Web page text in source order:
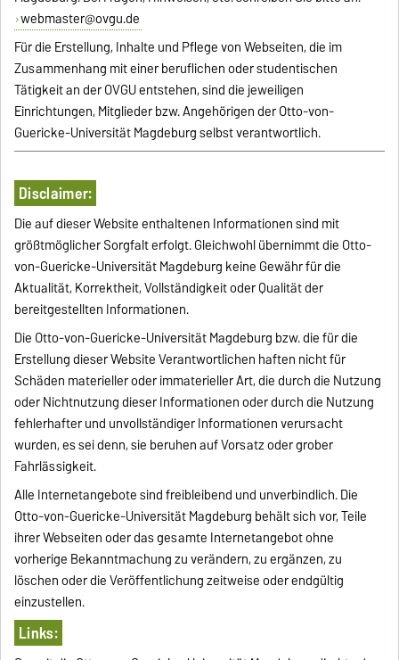
webmaster@ovgu.de
Für die Erstellung, Inhalte und Pflege von Webseiten, die im
Zusammenhang mit einer beruflichen oder studentischen
Tätigkeit an der OVGU entstehen, sind die jeweiligen
Einrichtungen, Mitglieder bzw. Angehörigen der Otto-von-
Guericke-Universität Magdeburg selbst verantwortlich.
Disclaimer:
Die auf dieser Website enthaltenen Informationen sind mit
größtmöglicher Sorgfalt erfolgt. Gleichwohl übernimmt die Otto-
von-Guericke-Universität Magdeburg keine Gewähr für die
Aktualität, Korrektheit, Vollständigkeit oder Qualität der
bereitgestellten Informationen.
Die Otto-von-Guericke-Universität Magdeburg bzw. die für die
Erstellung dieser Website Verantwortlichen haften nicht für
Schäden materieller oder immaterieller Art, die durch die Nutzung
oder Nichtnutzung dieser Informationen oder durch die Nutzung
fehlerhafter und unvollständiger Informationen verursacht
wurden, es sei denn, sie beruhen auf Vorsatz oder grober
Fahrlässigkeit.
Alle Internetangebote sind freibleibend und unverbindlich. Die
Otto-von-Guericke-Universität Magdeburg behält sich vor, Teile
ihrer Webseiten oder das gesamte Internetangebot ohne
vorherige Bekanntmachung zu verändern, zu ergänzen, zu
löschen oder die Veröffentlichung zeitweise oder endgültig
einzustellen.
Links: